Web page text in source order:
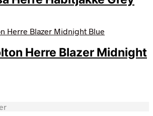
Herre Blazer Midnight